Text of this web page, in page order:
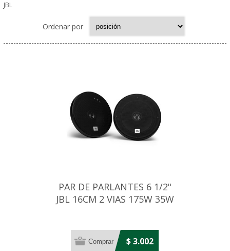
JBL
Ordenar por
PAR DE PARLANTES 6 1/2"
JBL 16CM 2 VIAS 175W 35W
$ 3.002